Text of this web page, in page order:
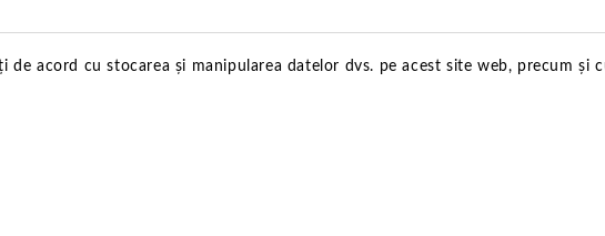
de acord cu stocarea și manipularea datelor dvs. pe acest site web, precum și